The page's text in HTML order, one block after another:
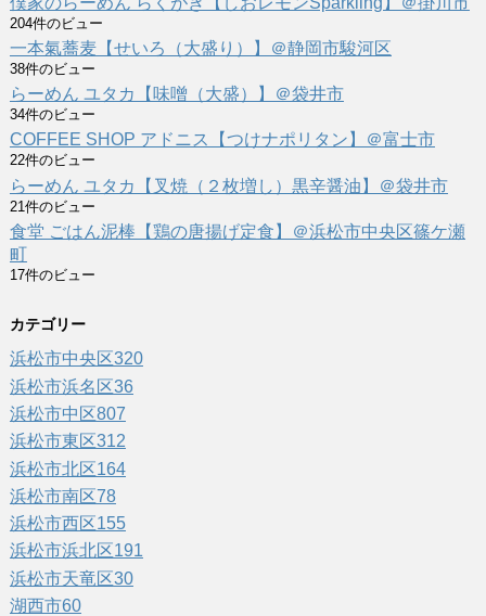
204件のビュー
一本氣蕎麦【せいろ（大盛り）】＠静岡市駿河区
38件のビュー
らーめん ユタカ【味噌（大盛）】＠袋井市
34件のビュー
COFFEE SHOP アドニス【つけナポリタン】＠富士市
22件のビュー
らーめん ユタカ【叉焼（２枚増し）黒辛醤油】＠袋井市
21件のビュー
食堂 ごはん泥棒【鶏の唐揚げ定食】＠浜松市中央区篠ケ瀬
町
17件のビュー
カテゴリー
浜松市中央区320
浜松市浜名区36
浜松市中区807
浜松市東区312
浜松市北区164
浜松市南区78
浜松市西区155
浜松市浜北区191
浜松市天竜区30
湖西市60